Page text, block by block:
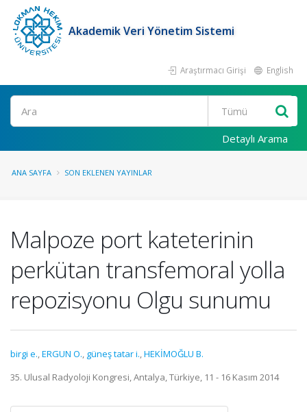
Akademik Veri Yönetim Sistemi
Araştırmacı Girişi English
Ara
Detaylı Arama
ANA SAYFA SON EKLENEN YAYINLAR
Malpoze port kateterinin
perkütan transfemoral yolla
repozisyonu Olgu sunumu
birgi e.,ERGUN O., güneş tatar i.,HEKİMOĞLU B.
35. Ulusal Radyoloji Kongresi, Antalya, Türkiye, 11 - 16 Kasım 2014